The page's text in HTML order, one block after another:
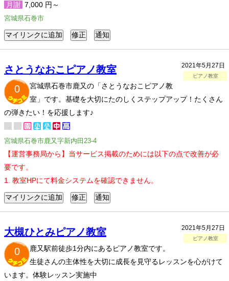
月謝 7,000 円～
宮城県石巻市
2021年5月27日
ピアノ教室
さとうなおこピアノ教室
0
宮城県石巻市鹿又の「さとうなおこピアノ教
室」です。基礎を大切にたのしくステップアップ！たくさん
の弾きたい！を応援します♪
宮城県石巻市鹿又字新内田23-4
【運営事務局から】当サービス掲載のためには以下の点で改善が必
要です。
1. 教室HPにて料金システムを確認できません。
2021年5月27日
ピアノ教室
大槻ひとみピアノ教室
0
鹿又駅前徒歩1分内にあるピアノ教室です。
生徒さんの主体性を大切に成長を見守るレッスンを心がけて
います。体験レッスン実施中